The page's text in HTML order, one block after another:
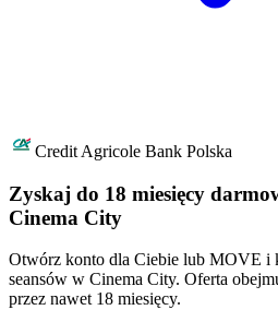
Credit Agricole Bank Polska
Zyskaj do 18 miesięcy
Cinema City
Otwórz konto dla Ciebie lub MOVE i
seansów w Cinema City. Oferta
przez nawet 18 miesięcy.